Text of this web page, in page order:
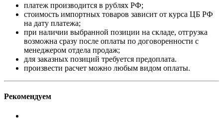
платеж производится в рублях РФ;
стоимость импортных товаров зависит от курса ЦБ РФ
на дату платежа;
при наличии выбранной позиции на складе, отгрузка
возможна сразу после оплаты по договоренности с
менеджером отдела продаж;
для заказных позиций требуется предоплата.
произвести расчет можно любым видом оплаты.
Рекомендуем